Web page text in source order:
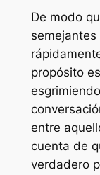
De modo
propósito
entre
cuenta de
verdadero